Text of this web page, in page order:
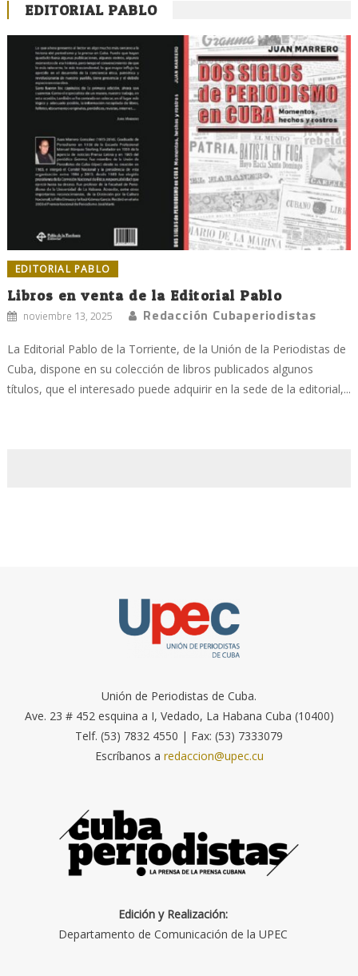
EDITORIAL PABLO
EDITORIAL PABLO
Libros en venta de la Editorial Pablo
noviembre 13, 2025 Redacción Cubaperiodistas
La Editorial Pablo de la Torriente, de la Unión de la Periodistas de
Cuba, dispone en su colección de libros publicados algunos
títulos, que el interesado puede adquirir en la sede de la editorial,...
Unión de Periodistas de Cuba.
Ave. 23 # 452 esquina a I, Vedado, La Habana Cuba (10400)
Telf. (53) 7832 4550 | Fax: (53) 7333079
Escríbanos a redaccion@upec.cu
Edición y Realización:
Departamento de Comunicación de la UPEC